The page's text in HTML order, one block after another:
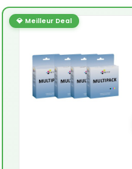
💎 Meilleur Deal